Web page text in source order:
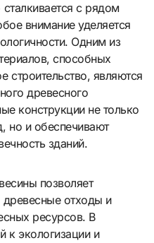
внимание уделяется
Одним из
способных
строительство, являются
древесного
конструкции не только
но и обеспечивают
зданий.
позволяет
древесные отходы и
ресурсов. В
к экологизации и